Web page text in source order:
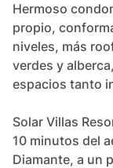
Hermoso
propio,
niveles, más
verdes y
espacios tanto
Solar Villas
10 minutos del
Diamante, a un